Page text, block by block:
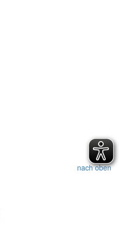
nach oben